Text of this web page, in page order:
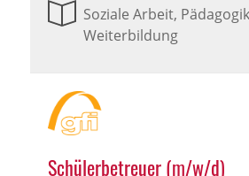
Soziale Arbeit,
Weiterbildung
Schülerbetreuer (m/w/d)